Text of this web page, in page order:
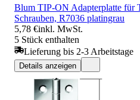
Blum TIP-ON Adapterplatte für
Schrauben, R7036 platingrau
5,78 €inkl. MwSt.
5 Stück enthalten
Lieferung bis 2-3 Arbeitstage
Details anzeigen